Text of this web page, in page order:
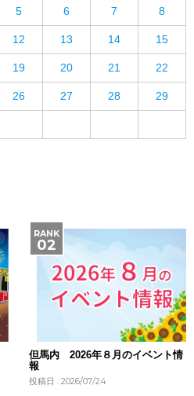
5 6 7 8
12 13 14 15
19 20 21 22
26 27 28 29
但馬内 2026年８月のイベント情
報
投稿日 : 2026/07/24